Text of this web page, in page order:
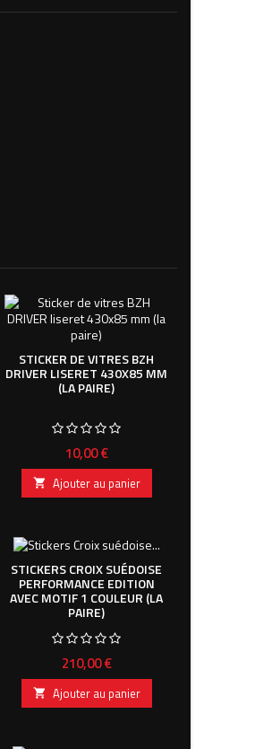
STICKER DE VITRES BZH
DRIVER LISERET 430X85 MM
(LA PAIRE)
Prix
10,00 €
 Ajouter au panier
STICKERS CROIX SUÉDOISE
PERFORMANCE EDITION
AVEC MOTIF 1 COULEUR (LA
PAIRE)
Prix
210,00 €
 Ajouter au panier